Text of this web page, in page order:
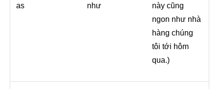
as
như
này cũng
ngon như nhà
hàng chúng
tôi tới hôm
qua.)